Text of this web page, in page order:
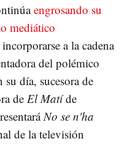
engrosando su
mediático
a la cadena
del polémico
su día, sucesora de
de El Matíde
No se n'ha
de la televisión